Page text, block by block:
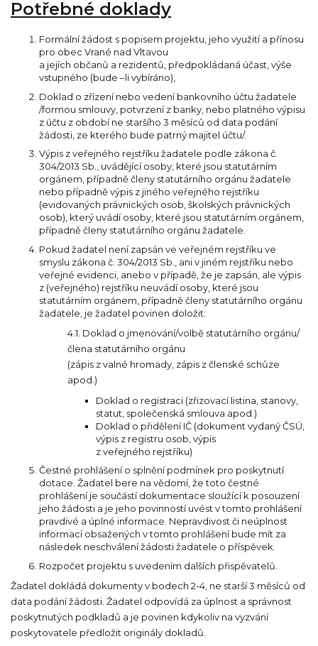
Potřebné doklady
Formální žádost s popisem projektu, jeho využití a přínosu
pro obec Vrané nad Vltavou
a jejích občanů a rezidentů, předpokládaná účast, výše
vstupného (bude –li vybíráno),
Doklad o zřízení nebo vedení bankovního účtu žadatele
/formou smlouvy, potvrzení z banky, nebo platného výpisu
z účtu z období ne staršího 3 měsíců od data podání
žádosti, ze kterého bude patrný majitel účtu/.
Výpis z veřejného rejstříku žadatele podle zákona č.
304/2013 Sb., uvádějící osoby, které jsou statutárním
orgánem, případně členy statutárního orgánu žadatele
nebo případně výpis z jiného veřejného rejstříku
(evidovaných právnických osob, školských právnických
osob), který uvádí osoby, které jsou statutárním orgánem,
případně členy statutárního orgánu žadatele.
Pokud žadatel není zapsán ve veřejném rejstříku ve
smyslu zákona č. 304/2013 Sb., ani v jiném rejstříku nebo
veřejné evidenci, anebo v případě, že je zapsán, ale výpis
z (veřejného) rejstříku neuvádí osoby, které jsou
statutárním orgánem, případně členy statutárního orgánu
žadatele, je žadatel povinen doložit:
4.1. Doklad o jmenování/volbě statutárního orgánu/
člena statutárního orgánu
(zápis z valné hromady, zápis z členské schůze
apod.)
Doklad o registraci (zřizovací listina, stanovy,
statut, společenská smlouva apod.)
Doklad o přidělení IČ (dokument vydaný ČSÚ,
výpis z registru osob, výpis
z veřejného rejstříku)
Čestné prohlášení o splnění podmínek pro poskytnutí
dotace. Žadatel bere na vědomí, že toto čestné
prohlášení je součástí dokumentace sloužící k posouzení
jeho žádosti a je jeho povinností uvést v tomto prohlášení
pravdivé a úplné informace. Nepravdivost či neúplnost
informací obsažených v tomto prohlášení bude mít za
následek neschválení žádosti žadatele o příspěvek.
Rozpočet projektu s uvedením dalších přispěvatelů.
Žadatel dokládá dokumenty v bodech 2-4, ne starší 3 měsíců od
data podání žádosti. Žadatel odpovídá za úplnost a správnost
poskytnutých podkladů a je povinen kdykoliv na vyzvání
poskytovatele předložit originály dokladů.